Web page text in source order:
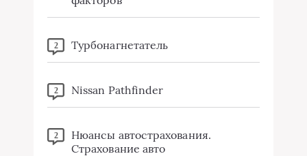
2 Турбонагнетатель
2 Nissan Pathfinder
2
Нюансы автострахования.
Страхование авто